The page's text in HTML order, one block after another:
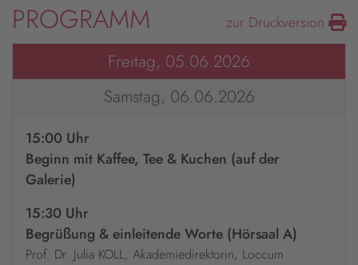
PROGRAMM zur Druckversion
Freitag, 05.06.2026
Samstag, 06.06.2026
15:00 Uhr
Beginn mit Kaffee, Tee & Kuchen (auf der
Galerie)
15:30 Uhr
Begrüßung & einleitende Worte (Hörsaal A)
Prof. Dr. Julia KOLL, Akademiedirektorin, Loccum